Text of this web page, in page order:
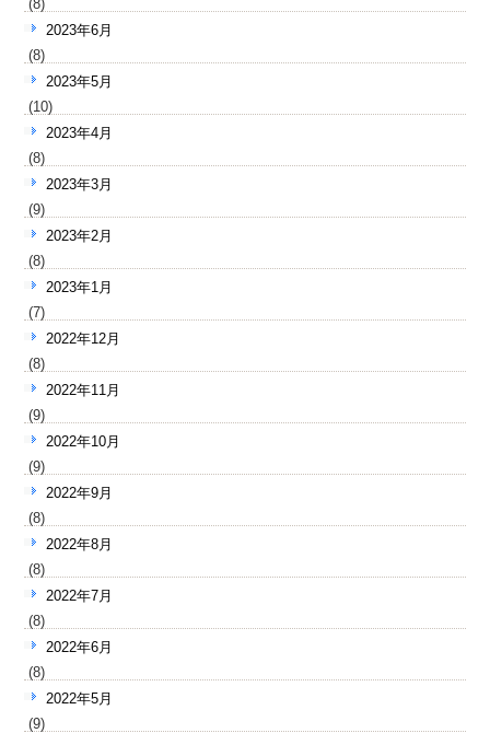
(8)
2023年6月
(8)
2023年5月
(10)
2023年4月
(8)
2023年3月
(9)
2023年2月
(8)
2023年1月
(7)
2022年12月
(8)
2022年11月
(9)
2022年10月
(9)
2022年9月
(8)
2022年8月
(8)
2022年7月
(8)
2022年6月
(8)
2022年5月
(9)